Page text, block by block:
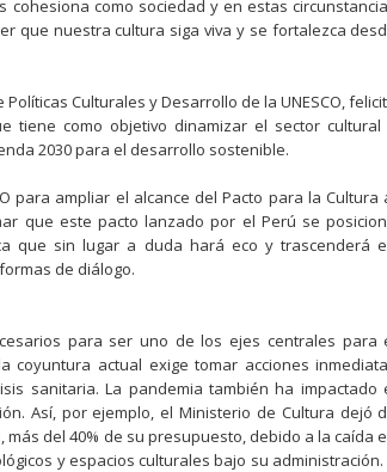
como sociedad y en estas
que nuestra cultura siga viva y se fortalezca
Culturales y Desarrollo de la UNESCO,
tiene como objetivo dinamizar el sector cultural
2030 para el desarrollo sostenible.
para ampliar el alcance del Pacto para la Cultura
que este pacto lanzado por el Perú se
que sin lugar a duda hará eco y trascenderá
de diálogo.
para ser uno de los ejes centrales para
coyuntura actual exige tomar acciones
sanitaria. La pandemia también ha impactado
Así, por ejemplo, el Ministerio de Cultura dejó
del 40% de su presupuesto, debido a la caída
y espacios culturales bajo su administración.